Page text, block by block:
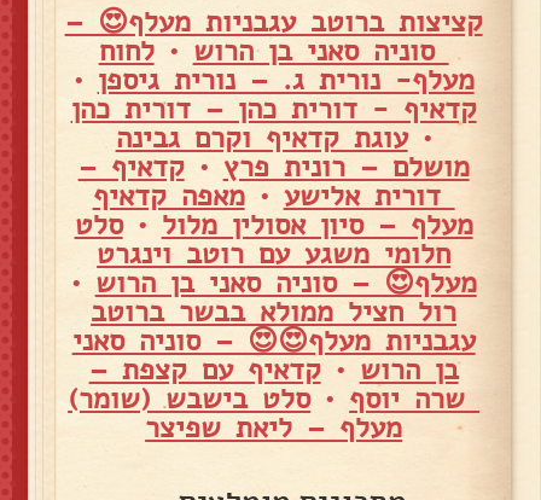
קציצות ברוטב עגבניות מעלף😍 –
סוניה סאני בן הרוש •לחוח
מעלף- נורית ג. – נורית גיספן •
קדאיף - דורית כהן – דורית כהן
•עוגת קדאיף וקרם גבינה
מושלם – רונית פרץ •קדאיף –
דורית אלישע •מאפה קדאיף
מעלף – סיון אסולין מלול •סלט
חלומי משגע עם רוטב וינגרט
מעלף😍 – סוניה סאני בן הרוש •
רול חציל ממולא בבשר ברוטב
עגבניות מעלף😍😍 – סוניה סאני
בן הרוש •קדאיף עם קצפת –
שרה יוסף •סלט בישבש (שומר)
מעלף – ליאת שפיצר